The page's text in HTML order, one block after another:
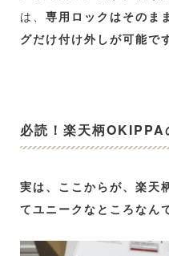
は、 専用ロックはそのま
グだけ付け外しが可能で
必読！楽天柄OKIPPA
実は、ここからが、楽天
てユニークなところなん